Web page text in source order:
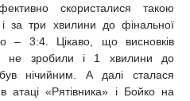
скористалися такою
і за три хвилини до фінальної
– 3:4. Цікаво, що висновків
не зробили і 1 хвилини до
нічийним. А далі сталася
атаці «Рятівника» і Бойко на